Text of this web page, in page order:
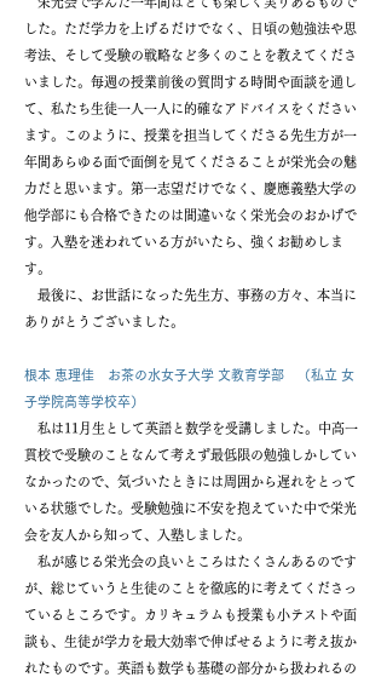
した。ただ学力を上げるだけでなく、日頃の勉強法や思
考法、そして受験の戦略など多くのことを教えてくださ
いました。毎週の授業前後の質問する時間や面談を通し
て、私たち生徒一人一人に的確なアドバイスをください
ます。このように、授業を担当してくださる先生方が一
年間あらゆる面で面倒を見てくださることが栄光会の魅
力だと思います。第一志望だけでなく、慶應義塾大学の
他学部にも合格できたのは間違いなく栄光会のおかげで
す。入塾を迷われている方がいたら、強くお勧めしま
す。
最後に、お世話になった先生方、事務の方々、本当に
ありがとうございました。
根本 恵理佳 お茶の水女子大学 文教育学部 （私立 女
子学院高等学校卒）
私は11月生として英語と数学を受講しました。中高一
貫校で受験のことなんて考えず最低限の勉強しかしてい
なかったので、気づいたときには周囲から遅れをとって
いる状態でした。受験勉強に不安を抱えていた中で栄光
会を友人から知って、入塾しました。
私が感じる栄光会の良いところはたくさんあるのです
が、総じていうと生徒のことを徹底的に考えてくださっ
ているところです。カリキュラムも授業も小テストや面
談も、生徒が学力を最大効率で伸ばせるように考え抜か
れたものです。英語も数学も基礎の部分から扱われるの